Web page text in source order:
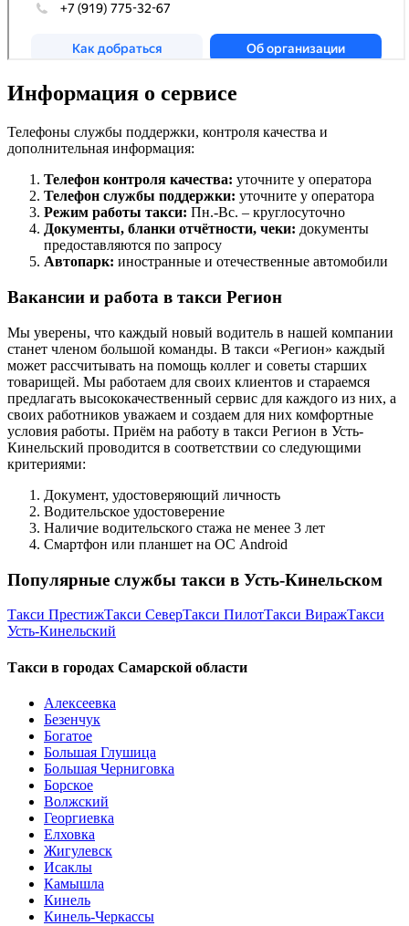
Информация о сервисе
Телефоны службы поддержки, контроля качества и
дополнительная информация:
Телефон контроля качества: уточните у оператора
Телефон службы поддержки: уточните у оператора
Режим работы такси: Пн.-Вс. – круглосуточно
Документы, бланки отчётности, чеки: документы
предоставляются по запросу
Автопарк: иностранные и отечественные автомобили
Вакансии и работа в такси Регион
Мы уверены, что каждый новый водитель в нашей компании
станет членом большой команды. В такси «Регион» каждый
может рассчитывать на помощь коллег и советы старших
товарищей. Мы работаем для своих клиентов и стараемся
предлагать высококачественный сервис для каждого из них, а
своих работников уважаем и создаем для них комфортные
условия работы. Приём на работу в такси Регион в Усть-
Кинельский проводится в соответствии со следующими
критериями:
Документ, удостоверяющий личность
Водительское удостоверение
Наличие водительского стажа не менее 3 лет
Смартфон или планшет на ОС Android
Популярные службы такси в Усть-Кинельском
Такси ПрестижТакси СеверТакси ПилотТакси ВиражТакси
Усть-Кинельский
Такси в городах Самарской области
Алексеевка
Безенчук
Богатое
Большая Глушица
Большая Черниговка
Борское
Волжский
Георгиевка
Елховка
Жигулевск
Исаклы
Камышла
Кинель
Кинель-Черкассы